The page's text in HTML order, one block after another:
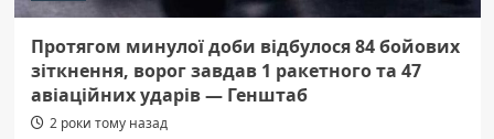
Протягом минулої доби відбулося 84 бойових
зіткнення, ворог завдав 1 ракетного та 47
авіаційних ударів — Генштаб
2 роки тому назад